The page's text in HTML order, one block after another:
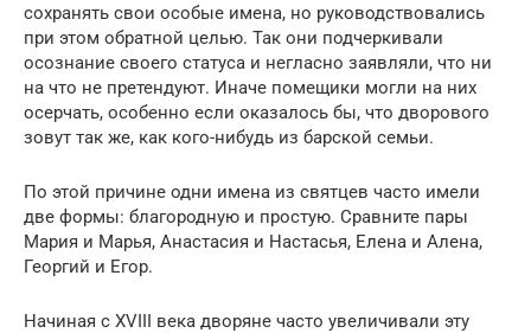
сохранять свои особые имена, но руководствовались
при этом обратной целью. Так они подчеркивали
осознание своего статуса и негласно заявляли, что ни
на что не претендуют. Иначе помещики могли на них
осерчать, особенно если оказалось бы, что дворового
зовут так же, как кого-нибудь из барской семьи.
По этой причине одни имена из святцев часто имели
две формы: благородную и простую. Сравните пары
Мария и Марья, Анастасия и Настасья, Елена и Алена,
Георгий и Егор.
Начиная с XVIII века дворяне часто увеличивали эту